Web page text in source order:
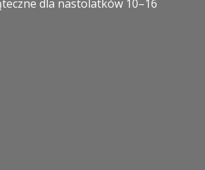
dla nastolatków 10–16